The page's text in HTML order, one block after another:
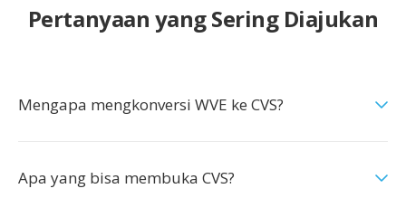
Pertanyaan yang Sering Diajukan
Mengapa mengkonversi WVE ke CVS?
Apa yang bisa membuka CVS?